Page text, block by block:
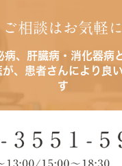
ご相談はお気軽に
病、肝臓病・消化器病
、患者さんにより良
す